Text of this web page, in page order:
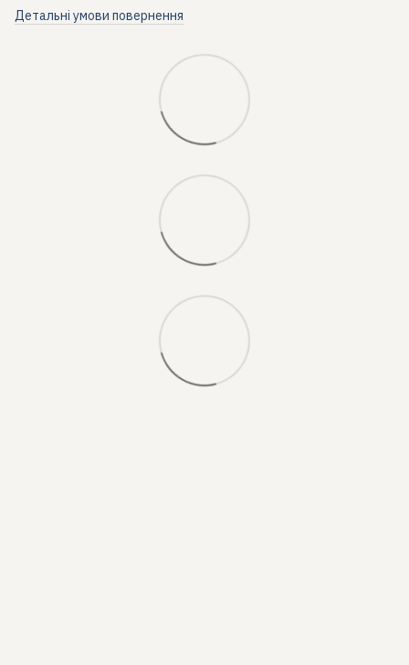
Детальні умови повернення